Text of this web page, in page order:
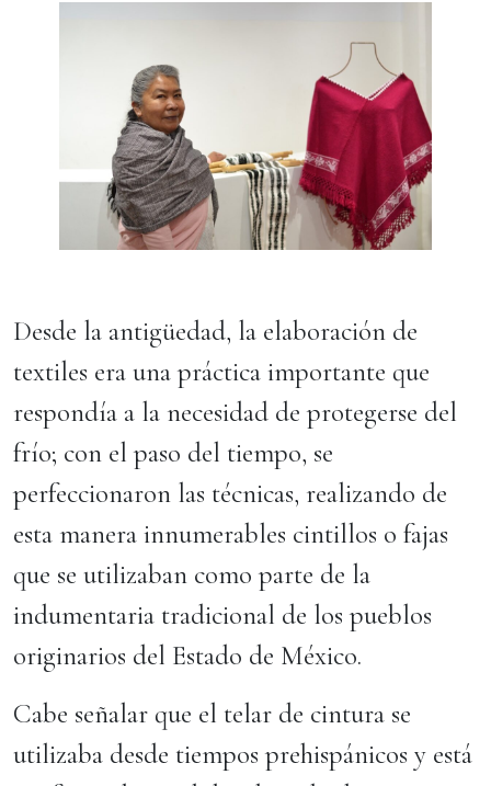
Desde la antigüedad, la elaboración de
textiles era una práctica importante que
respondía a la necesidad de protegerse del
frío; con el paso del tiempo, se
perfeccionaron las técnicas, realizando de
esta manera innumerables cintillos o fajas
que se utilizaban como parte de la
indumentaria tradicional de los pueblos
originarios del Estado de México.
Cabe señalar que el telar de cintura se
utilizaba desde tiempos prehispánicos y está